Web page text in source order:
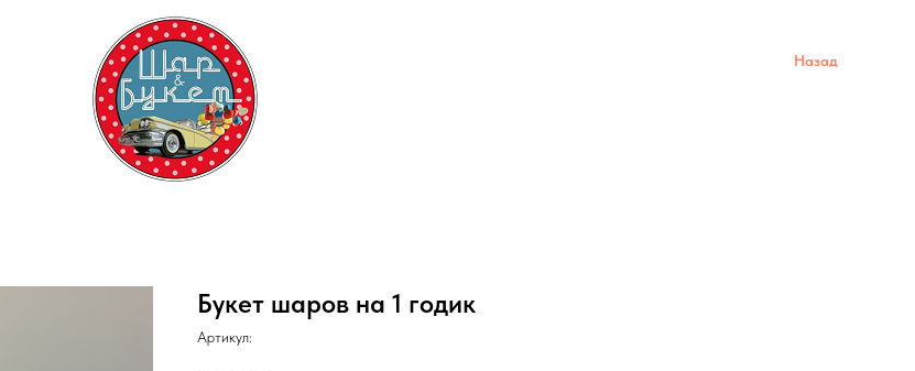
Назад
Букет шаров на 1 годик
Артикул: